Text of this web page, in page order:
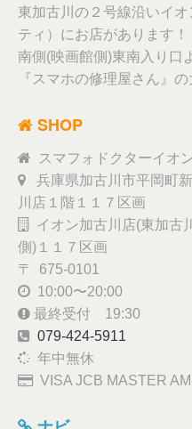
東加古川の２号線沿いイ
ティ）にお店があります
南側(映画館側)東南入り口
『スマホの修理屋さん』
SHOP
スマフォドクターイオ
兵庫県加古川市平岡町
川店１階１１７区画
イオン加古川店(東加古
側)１１７区画
〒 675-0101
10:00〜20:00
最終受付 19:30
079-424-5911
年中無休
VISA JCB MASTER